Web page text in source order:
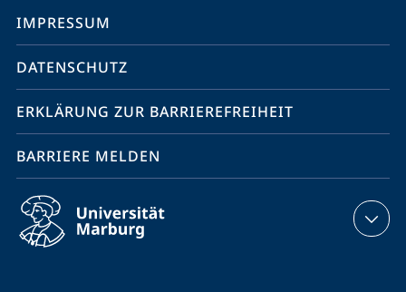
Service-
Navigation
IMPRESSUM
DATENSCHUTZ
ERKLÄRUNG ZUR BARRIEREFREIHEIT
BARRIERE MELDEN